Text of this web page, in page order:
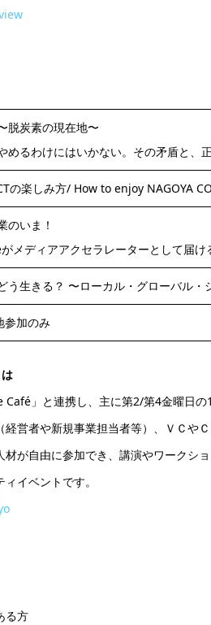
炭素の現在地〜
めるわけにはいかない。その矛盾と、
の楽しみ方/ How to enjoy NAGOYA
のいま！
メディアアクセラレーターとして届け
う生きる？ 〜ローカル・グローバル・
加のみ
」と連携し、主に第2/第4金曜日
営者や新規事業担当者等）、ＶＣや
が自由に参加でき、講演やワークシ
イベントです。
る方